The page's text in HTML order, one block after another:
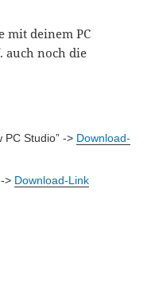
mit deinem PC
auch noch die
PC Studio” -> Download-
-> Download-Link